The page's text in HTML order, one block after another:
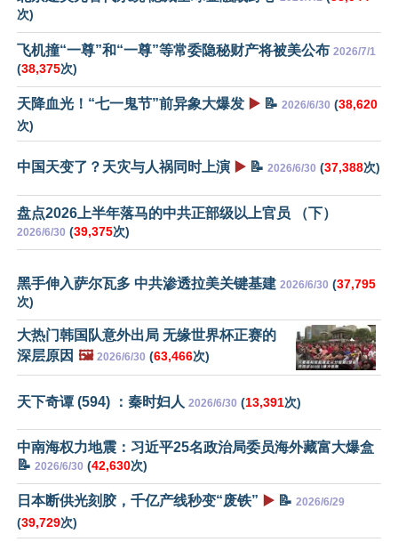
次)
飞机撞“一尊”和“一尊”等常委隐秘财产将被美公布 2026/7/1
(38,375次)
天降血光！“七一鬼节”前异象大爆发 ▶️ 📝 2026/6/30 (38,620
次)
中国天变了？天灾与人祸同时上演 ▶️ 📝 2026/6/30 (37,388次)
盘点2026上半年落马的中共正部级以上官员 （下）
2026/6/30 (39,375次)
黑手伸入萨尔瓦多 中共渗透拉美关键基建 2026/6/30 (37,795
次)
大热门韩国队意外出局 无缘世界杯正赛的
深层原因 🖼️ 2026/6/30 (63,466次)
天下奇谭 (594) ：秦时妇人 2026/6/30 (13,391次)
中南海权力地震：习近平25名政治局委员海外藏富大爆盒
📝 2026/6/30 (42,630次)
日本断供光刻胶，千亿产线秒变“废铁” ▶️ 📝 2026/6/29
(39,729次)